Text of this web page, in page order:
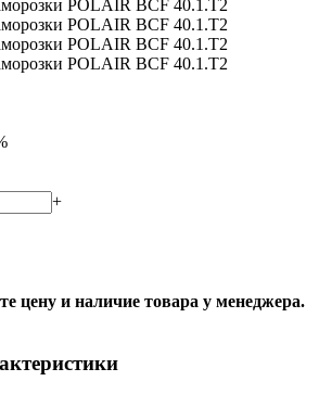
+
цену и наличие товара у менеджера.